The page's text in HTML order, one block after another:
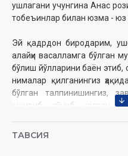
ушлагани учунгина Анас
тобеъинлар билан юзма - юз
Эй қадрдон биродарим,
алайҳи васалламга бўлган
бўлиш йўлларини баён этиб,
нималар қилганингиз
бўлган талпинишингиз,
ошириб, сўниб қолган
ТАВСИЯ